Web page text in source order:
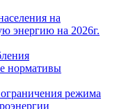
на
энергию на 2026г.
нормативы
режима